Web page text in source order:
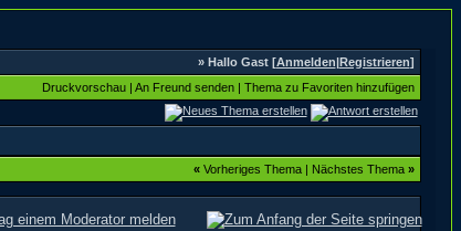
» Hallo Gast [Anmelden|Registrieren]
Druckvorschau| An Freund senden| Thema zu Favoriten hinzufügen
« Vorheriges Thema| Nächstes Thema »